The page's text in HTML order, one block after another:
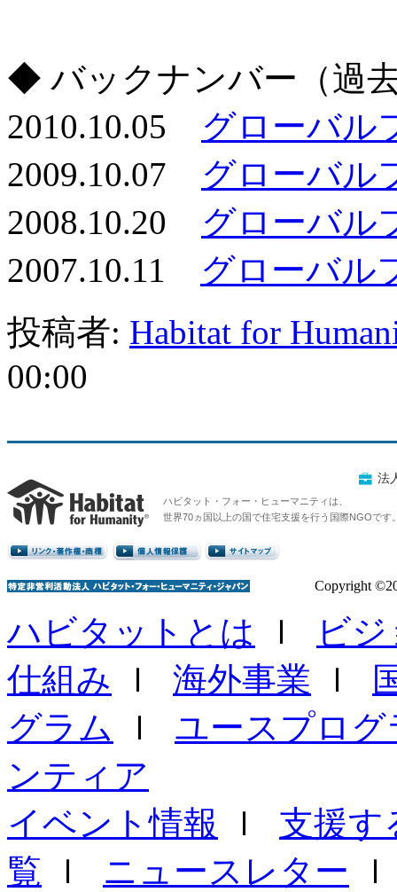
◆ バックナンバー（過
2010.10.05 グローバル
2009.10.07 グローバル
2008.10.20 グローバル
2007.10.11 グローバル
投稿者: Habitat for
00:00
Copyright
ハビタットとは ｌ
ビ
仕組み ｌ 海外事業 ｌ
グラム ｌ ユースプログ
ンティア
イベント情報 ｌ 支援す
覧 ｌ ニュースレター